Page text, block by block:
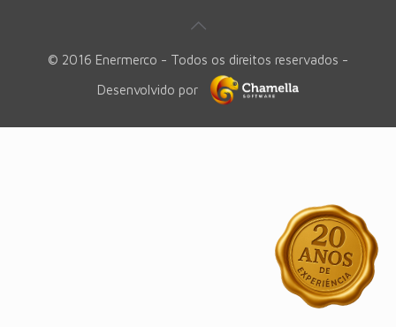
© 2016 Enermerco - Todos os direitos reservados -
Desenvolvido por